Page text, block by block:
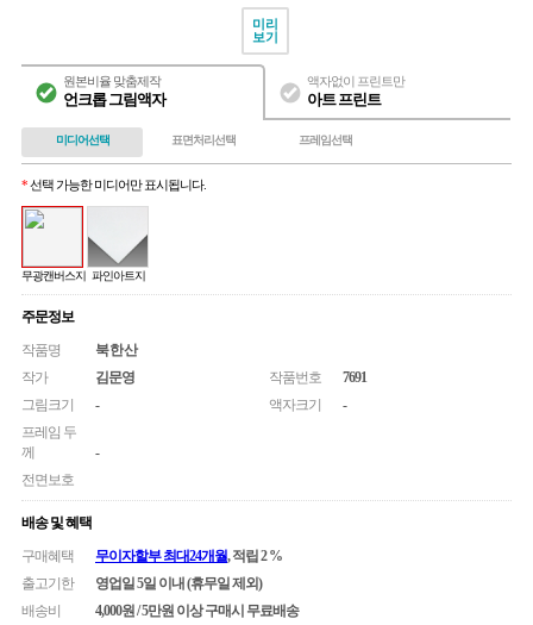
미리
보기
원본비율 맞춤제작
언크롭 그림액자
액자없이 프린트만
아트 프린트
미디어선택 표면처리선택 프레임선택
*선택 가능한 미디어만 표시됩니다.
무광캔버스지 파인아트지
주문정보
작품명
북한산
작가
김문영 작품번호
7691
그림크기
- 액자크기
-
프레임 두
께
-
전면보호
배송 및 혜택
구매혜택
무이자할부 최대24개월, 적립 2 %
출고기한
영업일 5일 이내 (휴무일 제외)
배송비
4,000원 / 5만원 이상 구매시 무료배송